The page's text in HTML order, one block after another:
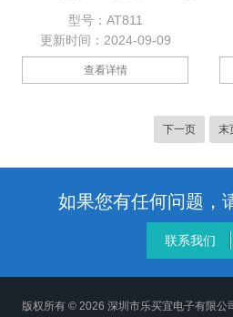
用，使用安柏科技经典的微型机
箱。内建100Hz、120Hz、1kHz
和10kHz测试频率，并且提供
0.3V，1V测试电平，使其能*一
型号：AT811
更新时间：2024-09-09
查看详情
下一页 末
如果您有任何问题，
联系我们
版权所有 © 2026 深圳市乐买宜电子有限公